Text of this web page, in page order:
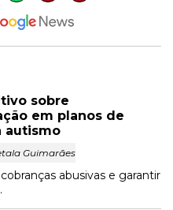
sobre
em planos de
autismo
Guimarães
abusivas e garantir